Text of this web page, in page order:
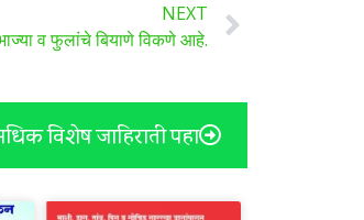
NEXT
व फुलांचे बियाणे विकणे आहे.
विशेष जाहिराती पहा